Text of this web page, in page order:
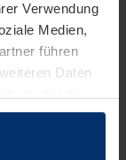
Verwendung
Medien,
führen
Daten
gesammelt